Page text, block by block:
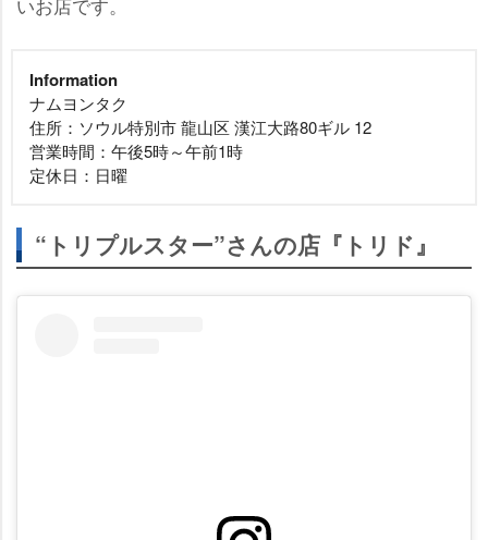
Information
ナムヨンタク
住所：ソウル特別市 龍山区 漢江大路80ギル 12
営業時間：午後5時～午前1時
定休日：日曜
“トリプルスター”さんの店『トリド』